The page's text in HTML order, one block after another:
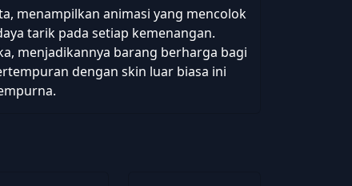
menampilkan animasi yang mencolok
tarik pada setiap kemenangan.
menjadikannya barang berharga bagi
dengan skin luar biasa ini